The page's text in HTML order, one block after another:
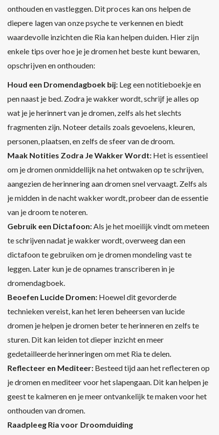
onthouden en vastleggen. Dit proces kan ons helpen de
diepere lagen van onze psyche te verkennen en biedt
waardevolle inzichten die Ria kan helpen duiden. Hier zijn
enkele tips over hoe je je dromen het beste kunt bewaren,
opschrijven en onthouden:
Houd een Dromendagboek bij: Leg een notitieboekje en
pen naast je bed. Zodra je wakker wordt, schrijf je alles op
wat je je herinnert van je dromen, zelfs als het slechts
fragmenten zijn. Noteer details zoals gevoelens, kleuren,
personen, plaatsen, en zelfs de sfeer van de droom.
Maak Notities Zodra Je Wakker Wordt: Het is essentieel
om je dromen onmiddellijk na het ontwaken op te schrijven,
aangezien de herinnering aan dromen snel vervaagt. Zelfs als
je midden in de nacht wakker wordt, probeer dan de essentie
van je droom te noteren.
Gebruik een Dictafoon:Als je het moeilijk vindt om meteen
te schrijven nadat je wakker wordt, overweeg dan een
dictafoon te gebruiken om je dromen mondeling vast te
leggen. Later kun je de opnames transcriberen in je
dromendagboek.
Beoefen Lucide Dromen: Hoewel dit gevorderde
technieken vereist, kan het leren beheersen van lucide
dromen je helpen je dromen beter te herinneren en zelfs te
sturen. Dit kan leiden tot dieper inzicht en meer
gedetailleerde herinneringen om met Ria te delen.
Reflecteer en Mediteer: Besteed tijd aan het reflecteren op
je dromen en mediteer voor het slapengaan. Dit kan helpen je
geest te kalmeren en je meer ontvankelijk te maken voor het
onthouden van dromen.
Raadpleeg Ria voor Droomduiding